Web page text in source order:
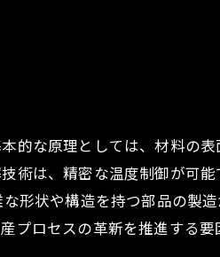
的な原理としては、材料の
術は、精密な温度制御が可能
形状や構造を持つ部品の製
プロセスの革新を推進する要